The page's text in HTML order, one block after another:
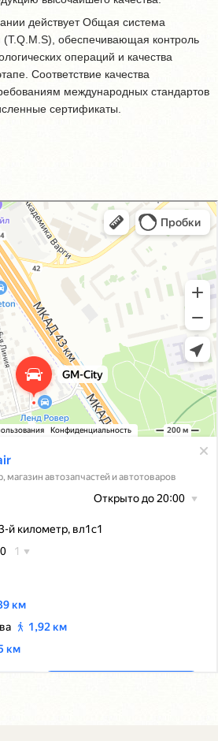
действует Общая система
(T.Q.M.S), обеспечивающая контроль
операций и качества
Соответствие качества
международных стандартов
сертификаты.
в Москве